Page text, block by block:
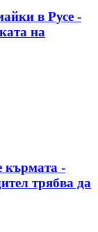
в Русе -
на
кърмата -
трябва да